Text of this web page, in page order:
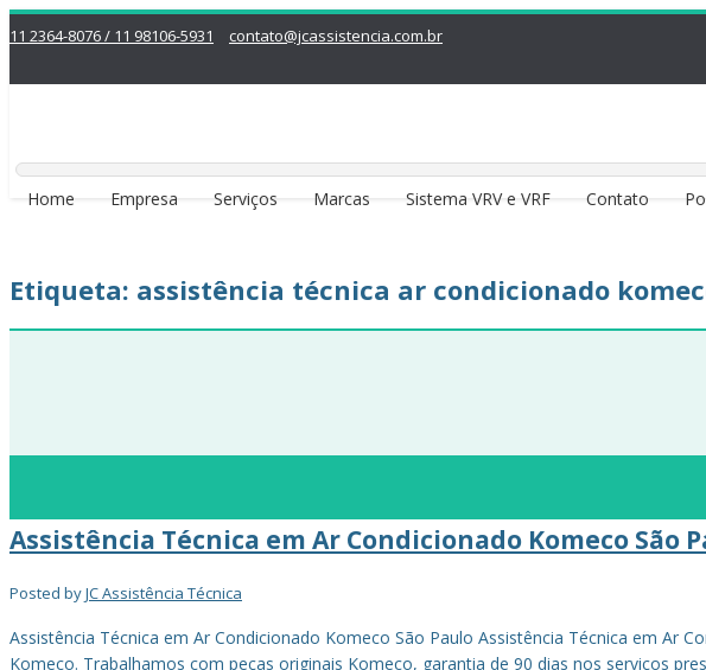
11 2364-8076 / 11 98106-5931 contato@jcassistencia.com.br
Home Empresa Serviços Marcas Sistema VRV e VRF Contato
Etiqueta: assistência técnica ar condicionado
Assistência Técnica em Ar Condicionado Komeco São
Posted byJC Assistência Técnica
Assistência Técnica em Ar Condicionado Komeco São Paulo Assistência Técnica em
Komeco. Trabalhamos com peças originais Komeco, garantia de 90 dias nos serviços